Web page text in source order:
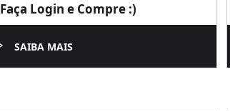
Faça Login e Compre :)
SAIBA MAIS